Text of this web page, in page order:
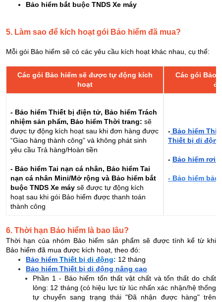
Bảo hiểm bắt buộc TNDS Xe máy
5. Làm sao để kích hoạt gói Bảo hiểm đã mua?
Mỗi gói Bảo hiểm sẽ có các yêu cầu kích hoạt khác nhau, cụ thể:
Các gói Bảo hiểm sẽ được tự động kích
hoạt
Các gói Bảo
- Bảo hiểm Thiết bị điện tử, Bảo hiểm Trách
nhiệm sản phẩm, Bảo hiểm Thời trang: sẽ
được tự động kích hoạt sau khi đơn hàng được
“Giao hàng thành công” và không phát sinh
yêu cầu Trả hàng/Hoàn tiền
- Bảo hiểm Tai nạn cá nhân, Bảo hiểm Tai
nạn cá nhân Mini/Mở rộng và Bảo hiểm bắt
buộc TNDS Xe máy sẽ được tự động kích
hoạt sau khi gói Bảo hiểm được thanh toán
thành công
- Bảo hiểm
Thiết bị di
- Bảo hiểm rơi
- Bảo hiểm
6. Thời hạn Bảo hiểm là bao lâu?
Thời hạn của nhóm Bảo hiểm sản phẩm sẽ được tính kể từ khi
Bảo hiểm đã mua được kích hoạt, theo đó:
Bảo hiểm Thiết bị di động: 12 tháng
Bảo hiểm Thiết bị di động nâng cao
Phần 1 - Bảo hiểm tổn thất vật chất và tổn thất do chất
lỏng: 12 tháng (có hiệu lực từ lúc nhấn xác nhận/hệ thống
tự chuyển sang trạng thái "Đã nhận được hàng" trên